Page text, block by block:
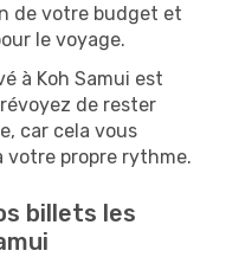
de votre budget et
le voyage.
à Koh Samui est
de rester
car cela vous
votre propre rythme.
billets les